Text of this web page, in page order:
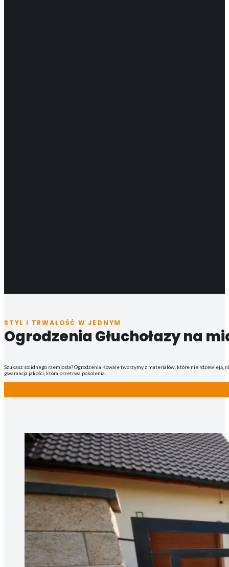
STYL I TRWAŁOŚĆ W JEDNYM
Ogrodzenia Głuchołazy na
Szukasz solidnego rzemiosła? Ogrodzenia Kowale tworzymy z materiałów, które nie
gwarancja jakości, która przetrwa pokolenia.